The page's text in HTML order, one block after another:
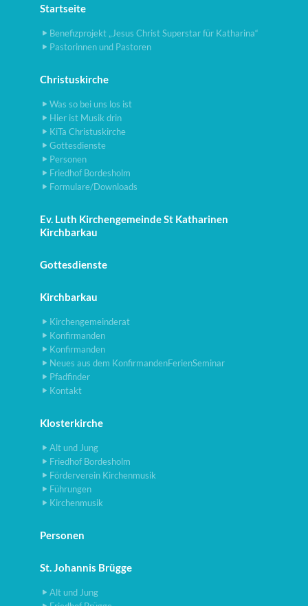
Startseite
Benefizprojekt „Jesus Christ Superstar für Katharina“
Pastorinnen und Pastoren
Christuskirche
Was so bei uns los ist
Hier ist Musik drin
KiTa Christuskirche
Gottesdienste
Personen
Friedhof Bordesholm
Formulare/Downloads
Ev. Luth Kirchengemeinde St Katharinen
Kirchbarkau
Gottesdienste
Kirchbarkau
Kirchengemeinderat
Konfirmanden
Konfirmanden
Neues aus dem KonfirmandenFerienSeminar
Pfadfinder
Kontakt
Klosterkirche
Alt und Jung
Friedhof Bordesholm
Förderverein Kirchenmusik
Führungen
Kirchenmusik
Personen
St. Johannis Brügge
Alt und Jung